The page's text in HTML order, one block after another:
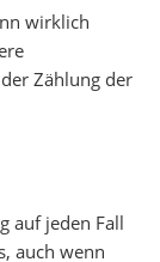
wirklich
Zählung der
auf jeden Fall
auch wenn